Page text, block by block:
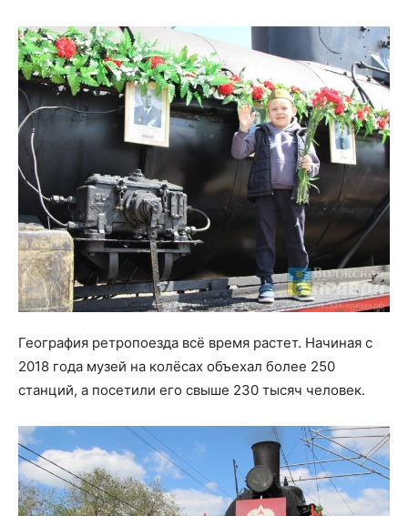
География ретропоезда всё время растет. Начиная с
2018 года музей на колёсах объехал более 250
станций, а посетили его свыше 230 тысяч человек.